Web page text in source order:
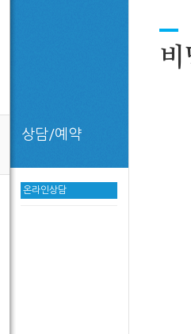
상담/예약
온라인상담
비